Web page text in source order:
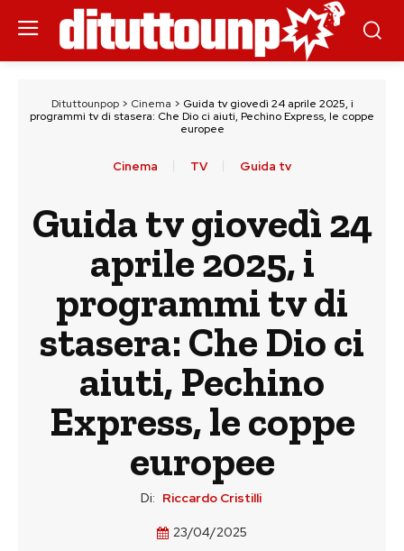
Dituttounpop> Cinema > Guida tv giovedì 24 aprile 2025, i
programmi tv di stasera: Che Dio ci aiuti, Pechino Express, le coppe
europee
Cinema TV Guida tv
Guida tv giovedì 24
aprile 2025, i
programmi tv di
stasera: Che Dio ci
aiuti, Pechino
Express, le coppe
europee
Di: Riccardo Cristilli
23/04/2025